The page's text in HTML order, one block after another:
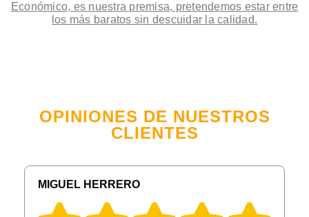
Económico, es nuestra premisa, pretendemos estar entre
los más baratos sin descuidar la calidad.
OPINIONES DE NUESTROS
CLIENTES
MIGUEL HERRERO